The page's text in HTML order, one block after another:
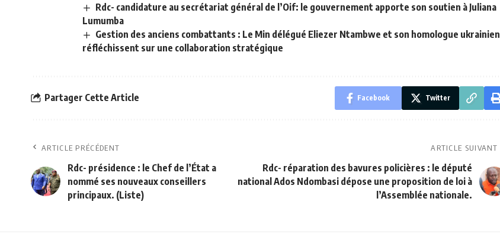
Rdc- candidature au secrétariat général de l’Oif: le gouvernement apporte son soutien à Juliana
Lumumba
Gestion des anciens combattants : Le Min délégué Eliezer Ntambwe et son homologue ukrainien
réfléchissent sur une collaboration stratégique
Partager Cette Article Facebook Twitter
ARTICLE PRÉCÉDENT
Rdc- présidence : le Chef de l’État a
nommé ses nouveaux conseillers
principaux. (Liste)
ARTICLE SUIVANT
Rdc- réparation des bavures policières : le député
national Ados Ndombasi dépose une proposition de loi à
l’Assemblée nationale.